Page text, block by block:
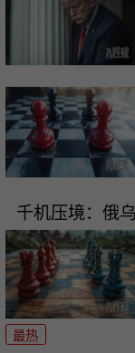
千机压境：俄
最热